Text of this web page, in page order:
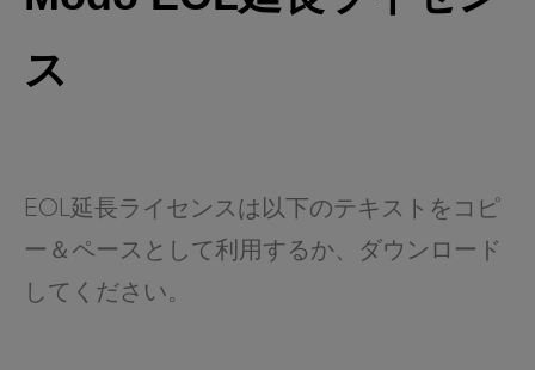
ス
EOL延長ライセンスは以下のテキストをコピ
ー＆ペースとして利用するか、ダウンロード
してください。